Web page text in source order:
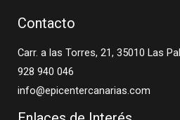
Contacto
Carr. a las Torres, 21, 35010 Las
928 940 046
info@epicentercanarias.com